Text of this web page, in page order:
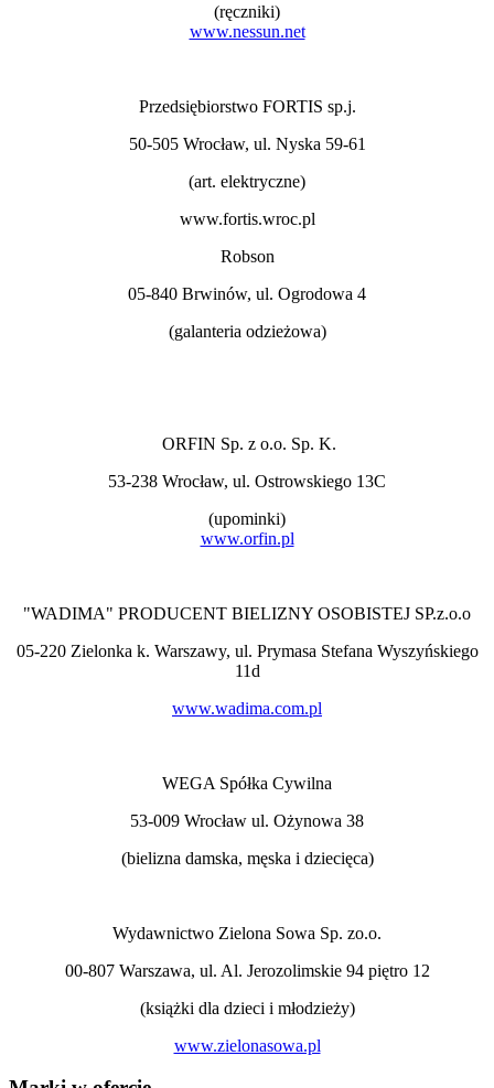
(ręczniki)
www.nessun.net
Przedsiębiorstwo FORTIS sp.j.
50-505 Wrocław, ul. Nyska 59-61
(art. elektryczne)
www.fortis.wroc.pl
Robson
05-840 Brwinów, ul. Ogrodowa 4
(galanteria odzieżowa)
ORFIN Sp. z o.o. Sp. K.
53-238 Wrocław, ul. Ostrowskiego 13C
(upominki)
www.orfin.pl
"WADIMA" PRODUCENT BIELIZNY OSOBISTEJ SP.z.o.o
05-220 Zielonka k. Warszawy, ul. Prymasa Stefana Wyszyńskiego
11d
www.wadima.com.pl
WEGA Spółka Cywilna
53-009 Wrocław ul. Ożynowa 38
(bielizna damska, męska i dziecięca)
Wydawnictwo Zielona Sowa Sp. zo.o.
00-807 Warszawa, ul. Al. Jerozolimskie 94 piętro 12
(książki dla dzieci i młodzieży)
www.zielonasowa.pl